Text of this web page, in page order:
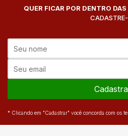
QUER FICAR POR DENTRO
* Clicando em "Cadastrar" você concorda com os